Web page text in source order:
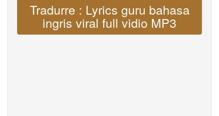
Tradurre : Lyrics guru bahasa
ingris viral full vidio MP3